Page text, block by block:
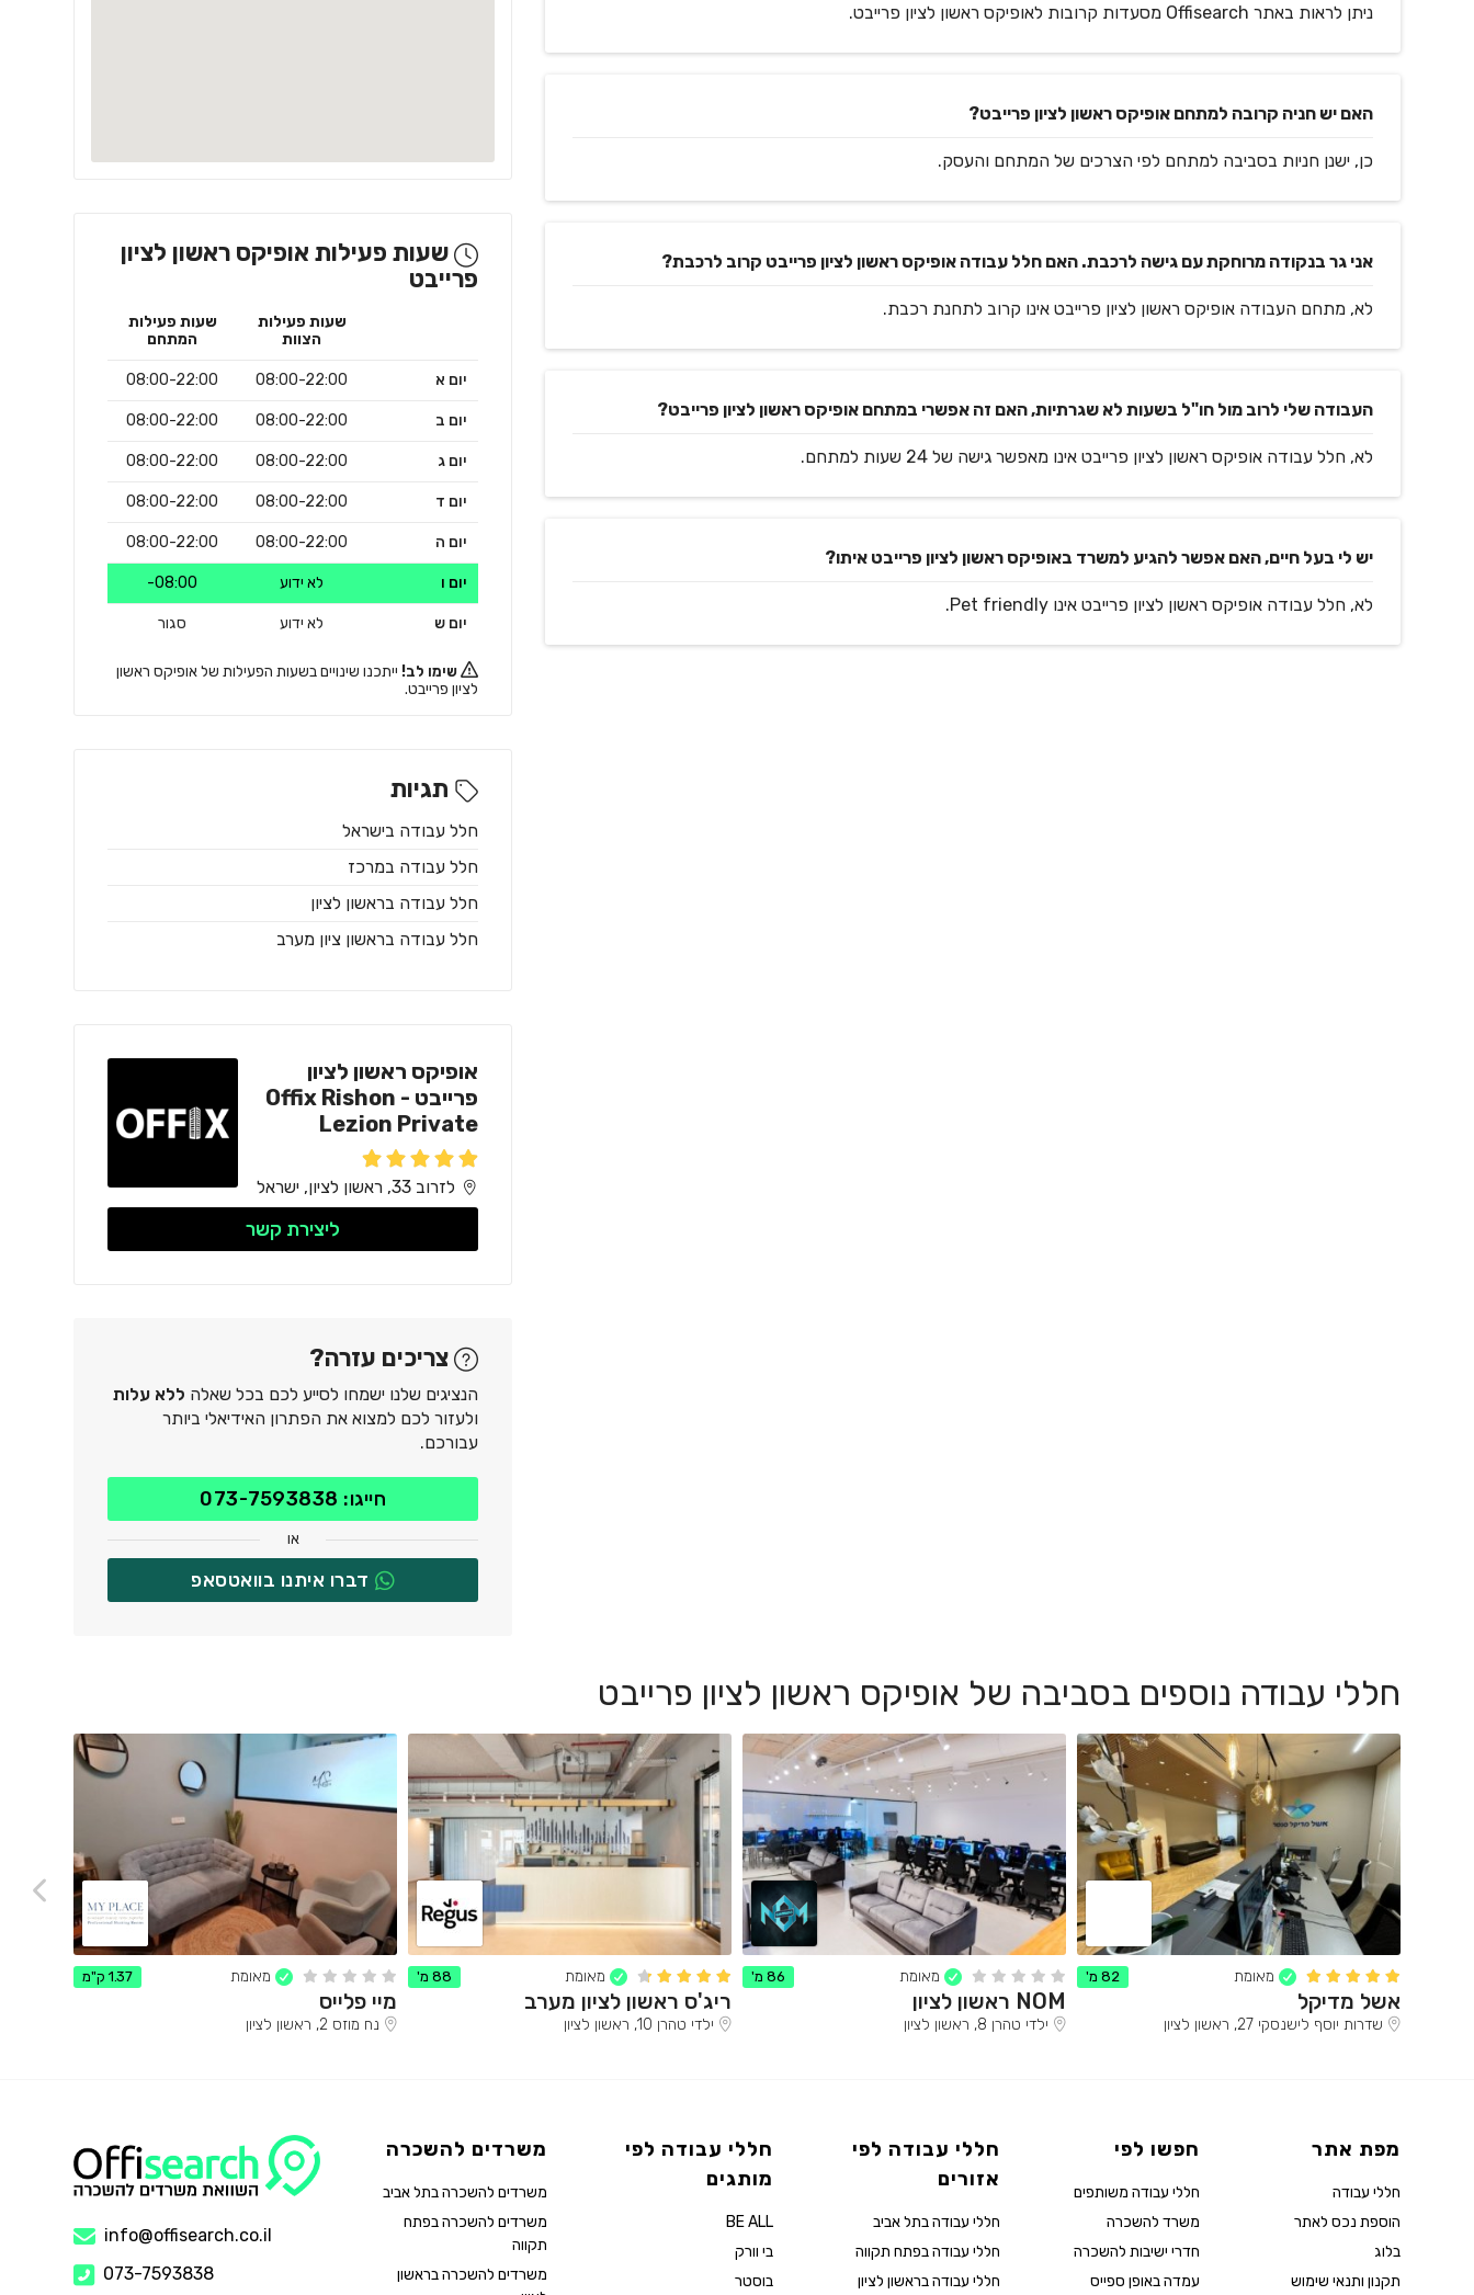
ניתן לראות באתר Offisearch מסעדות קרובות לאופיקס ראשון לציון פרייבט.
האם יש חניה קרובה למתחם אופיקס ראשון לציון פרייבט?
כן, ישנן חניות בסביבה למתחם לפי הצרכים של המתחם והעסק.
אני גר בנקודה מרוחקת עם גישה לרכבת. האם חלל עבודה אופיקס ראשון לציון פרייבט קרוב לרכבת?
לא, מתחם העבודה אופיקס ראשון לציון פרייבט אינו קרוב לתחנת רכבת.
העבודה שלי לרוב מול חו"ל בשעות לא שגרתיות, האם זה אפשרי במתחם אופיקס ראשון לציון פרייבט?
לא, חלל עבודה אופיקס ראשון לציון פרייבט אינו מאפשר גישה של 24 שעות למתחם.
יש לי בעל חיים, האם אפשר להגיע למשרד באופיקס ראשון לציון פרייבט איתו?
לא, חלל עבודה אופיקס ראשון לציון פרייבט אינו Pet friendly.
שעות פעילות אופיקס ראשון לציון
פרייבט
שעות פעילות
הצוות
שעות פעילות
המתחם
יום א 08:00-22:00
08:00-22:00
יום ב 08:00-22:00
08:00-22:00
יום ג 08:00-22:00
08:00-22:00
יום ד 08:00-22:00
08:00-22:00
יום ה 08:00-22:00
08:00-22:00
יום ו לא ידוע 08:00-
יום ש לא ידוע סגור
שימו לב! ייתכנו שינויים בשעות הפעילות של אופיקס ראשון
לציון פרייבט.
תגיות
חלל עבודה בישראל
חלל עבודה במרכז
חלל עבודה בראשון לציון
חלל עבודה בראשון ציון מערב
אופיקס ראשון לציון
פרייבט - Offix Rishon
Lezion Private
לזרוב 33, ראשון לציון, ישראל
ליצירת קשר
צריכים עזרה?
הנציגים שלנו ישמחו לסייע לכם בכל שאלה ללא עלות
ולעזור לכם למצוא את הפתרון האידיאלי ביותר
עבורכם.
חייגו: 073-7593838
או
דברו איתנו בוואטסאפ
חללי עבודה נוספים בסביבה של אופיקס ראשון לציון פרייבט
מאומת 82 מ'
אשל מדיקל
שדרות יוסף לישנסקי 27, ראשון לציון
מאומת 86 מ'
NOM ראשון לציון
ילדי טהרן 8, ראשון לציון
מאומת 88 מ'
ריג'ס ראשון לציון מערב
ילדי טהרן 10, ראשון לציון
מאומת 1.37 ק"מ
מיי פלייס
נח מוזס 2, ראשון לציון
מפת אתר
חללי עבודה
הוספת נכס לאתר
בלוג
תקנון ותנאי שימוש
חפשו לפי
חללי עבודה משותפים
משרד להשכרה
חדרי ישיבות להשכרה
עמדה באופן ספייס
חללי עבודה לפי
אזורים
חללי עבודה בתל אביב
חללי עבודה בפתח תקווה
חללי עבודה בראשון לציון
חללי עבודה לפי
מותגים
BE ALL
בי וורק
בוסטר
משרדים להשכרה
משרדים להשכרה בתל אביב
משרדים להשכרה בפתח
תקווה
משרדים להשכרה בראשון
info@offisearch.co.il
073-7593838